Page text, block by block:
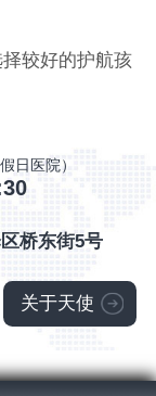
较好的护航孩
日医院）
桥东街5号
关于天使